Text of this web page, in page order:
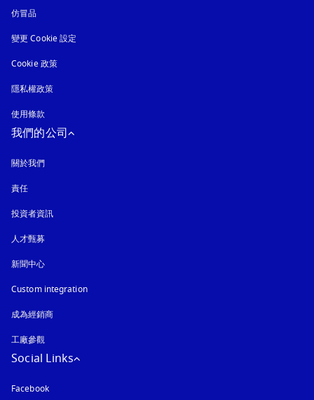
仿冒品
變更 Cookie 設定
Cookie 政策以新標籤頁開啟
隱私權政策
使用條款
我們的公司
關於我們
責任
投資者資訊
人才甄募
新聞中心
Custom integration
成為經銷商
工廠參觀
Social Links
Facebook